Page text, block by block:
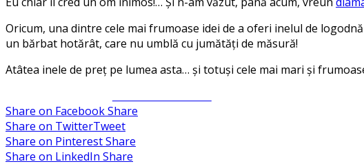
Oricum, una dintre cele mai frumoase idei de a oferi inelul de
un bărbat hotărât, care nu umblă cu jumătăți de măsură!
Atâtea inele de preț pe lumea asta… și totuși cele mai mari și
Share on FacebookShare
Share on TwitterTweet
Share on PinterestShare
Share on LinkedIn Share